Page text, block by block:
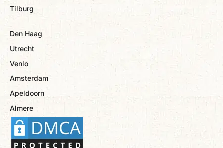
Tilburg
Den Haag
Utrecht
Venlo
Amsterdam
Apeldoorn
Almere